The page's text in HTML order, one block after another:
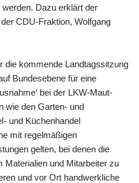
Dazu erklärt der
CDU-Fraktion, Wolfgang
die kommende Landtagssitzung
Bundesebene für eine
bei der LKW-Maut-
wie den Garten- und
und Küchenhandel
mit regelmäßigen
gelten, bei denen die
Materialien und Mitarbeiter zu
und vor Ort handwerkliche